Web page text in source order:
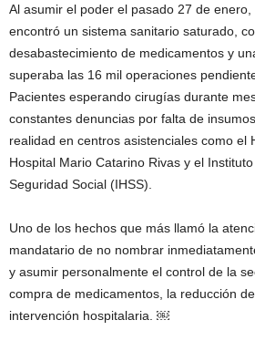
Al asumir el poder el pasado 27 de enero,
encontró un sistema sanitario saturado,
desabastecimiento de medicamentos y
superaba las 16 mil operaciones
Pacientes esperando cirugías durante
constantes denuncias por falta de
realidad en centros asistenciales como el
Hospital Mario Catarino Rivas y el
Seguridad Social (IHSS).
Uno de los hechos que más llamó la
mandatario de no nombrar
y asumir personalmente el control de la
compra de medicamentos, la reducción
intervención hospitalaria. ￼